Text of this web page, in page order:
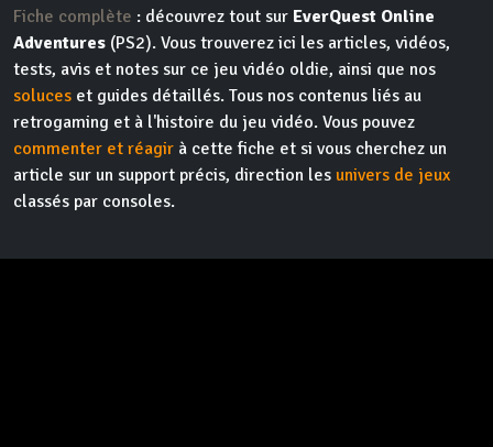
Fiche complète : découvrez tout sur EverQuest Online
Adventures (PS2). Vous trouverez ici les articles, vidéos,
tests, avis et notes sur ce jeu vidéo oldie, ainsi que nos
soluces et guides détaillés. Tous nos contenus liés au
retrogaming et à l'histoire du jeu vidéo. Vous pouvez
commenter et réagir à cette fiche et si vous cherchez un
article sur un support précis, direction les univers de jeux
classés par consoles.